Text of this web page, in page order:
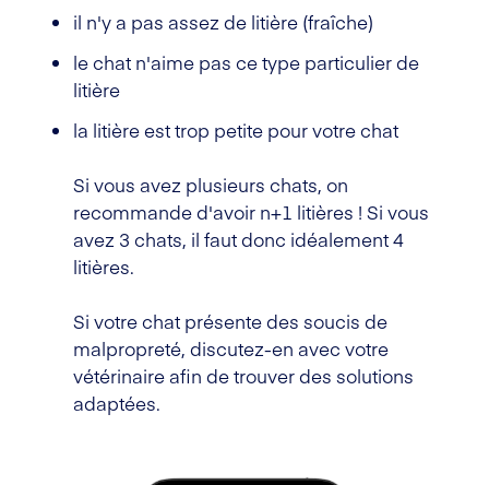
il n'y a pas assez de litière (fraîche)
le chat n'aime pas ce type particulier de
litière
la litière est trop petite pour votre chat
Si vous avez plusieurs chats, on
recommande d'avoir n+1 litières ! Si vous
avez 3 chats, il faut donc idéalement 4
litières.
Si votre chat présente des soucis de
malpropreté, discutez-en avec votre
vétérinaire afin de trouver des solutions
adaptées.